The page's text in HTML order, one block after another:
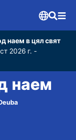
наем в цял свят
2026 г. -
наем